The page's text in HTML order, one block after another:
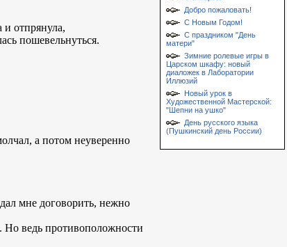
отпрянула,
пошевельнуться.
а потом неуверенно
мне договорить, нежно
Но ведь противоположности
Добро пожаловать!
С Новым Годом!
С праздником "День
матери"
Зимние ролевые игры в
Царском шкафу: новый
диаложек в Лаборатории
Иллюзий
Новый урок в
Художественной Мастерской:
"Шепни на ушко"
День русского языка
(Пушкинский день России)